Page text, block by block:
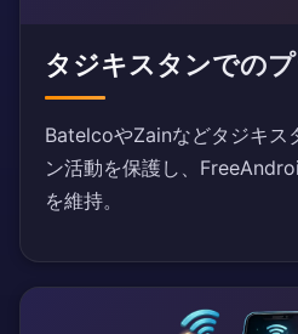
タジキスタンでの
BatelcoやZainなどタジキス
ン活動を保護し、
を維持。